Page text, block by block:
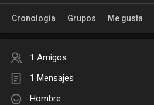
Cronología Grupos Me gusta
1 Amigos
1 Mensajes
Hombre